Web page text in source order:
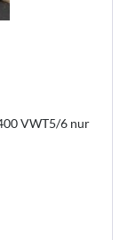
VWT5/6 nur